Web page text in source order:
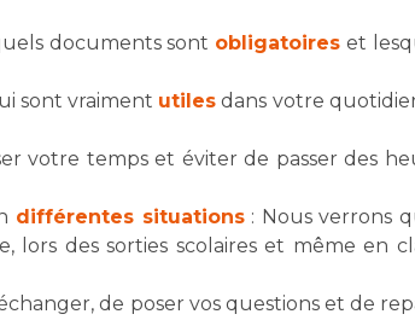
documents sont obligatoires et
sont vraiment utiles dans votre
votre temps et éviter de passer des
différentes situations: Nous verrons
lors des sorties scolaires et même en
de poser vos questions et de